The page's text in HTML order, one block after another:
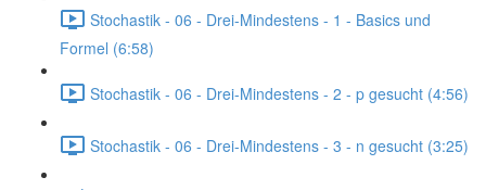
Stochastik - 06 - Drei-Mindestens - 1 - Basics und
Formel (6:58)
Stochastik - 06 - Drei-Mindestens - 2 - p gesucht (4:56)
Stochastik - 06 - Drei-Mindestens - 3 - n gesucht (3:25)